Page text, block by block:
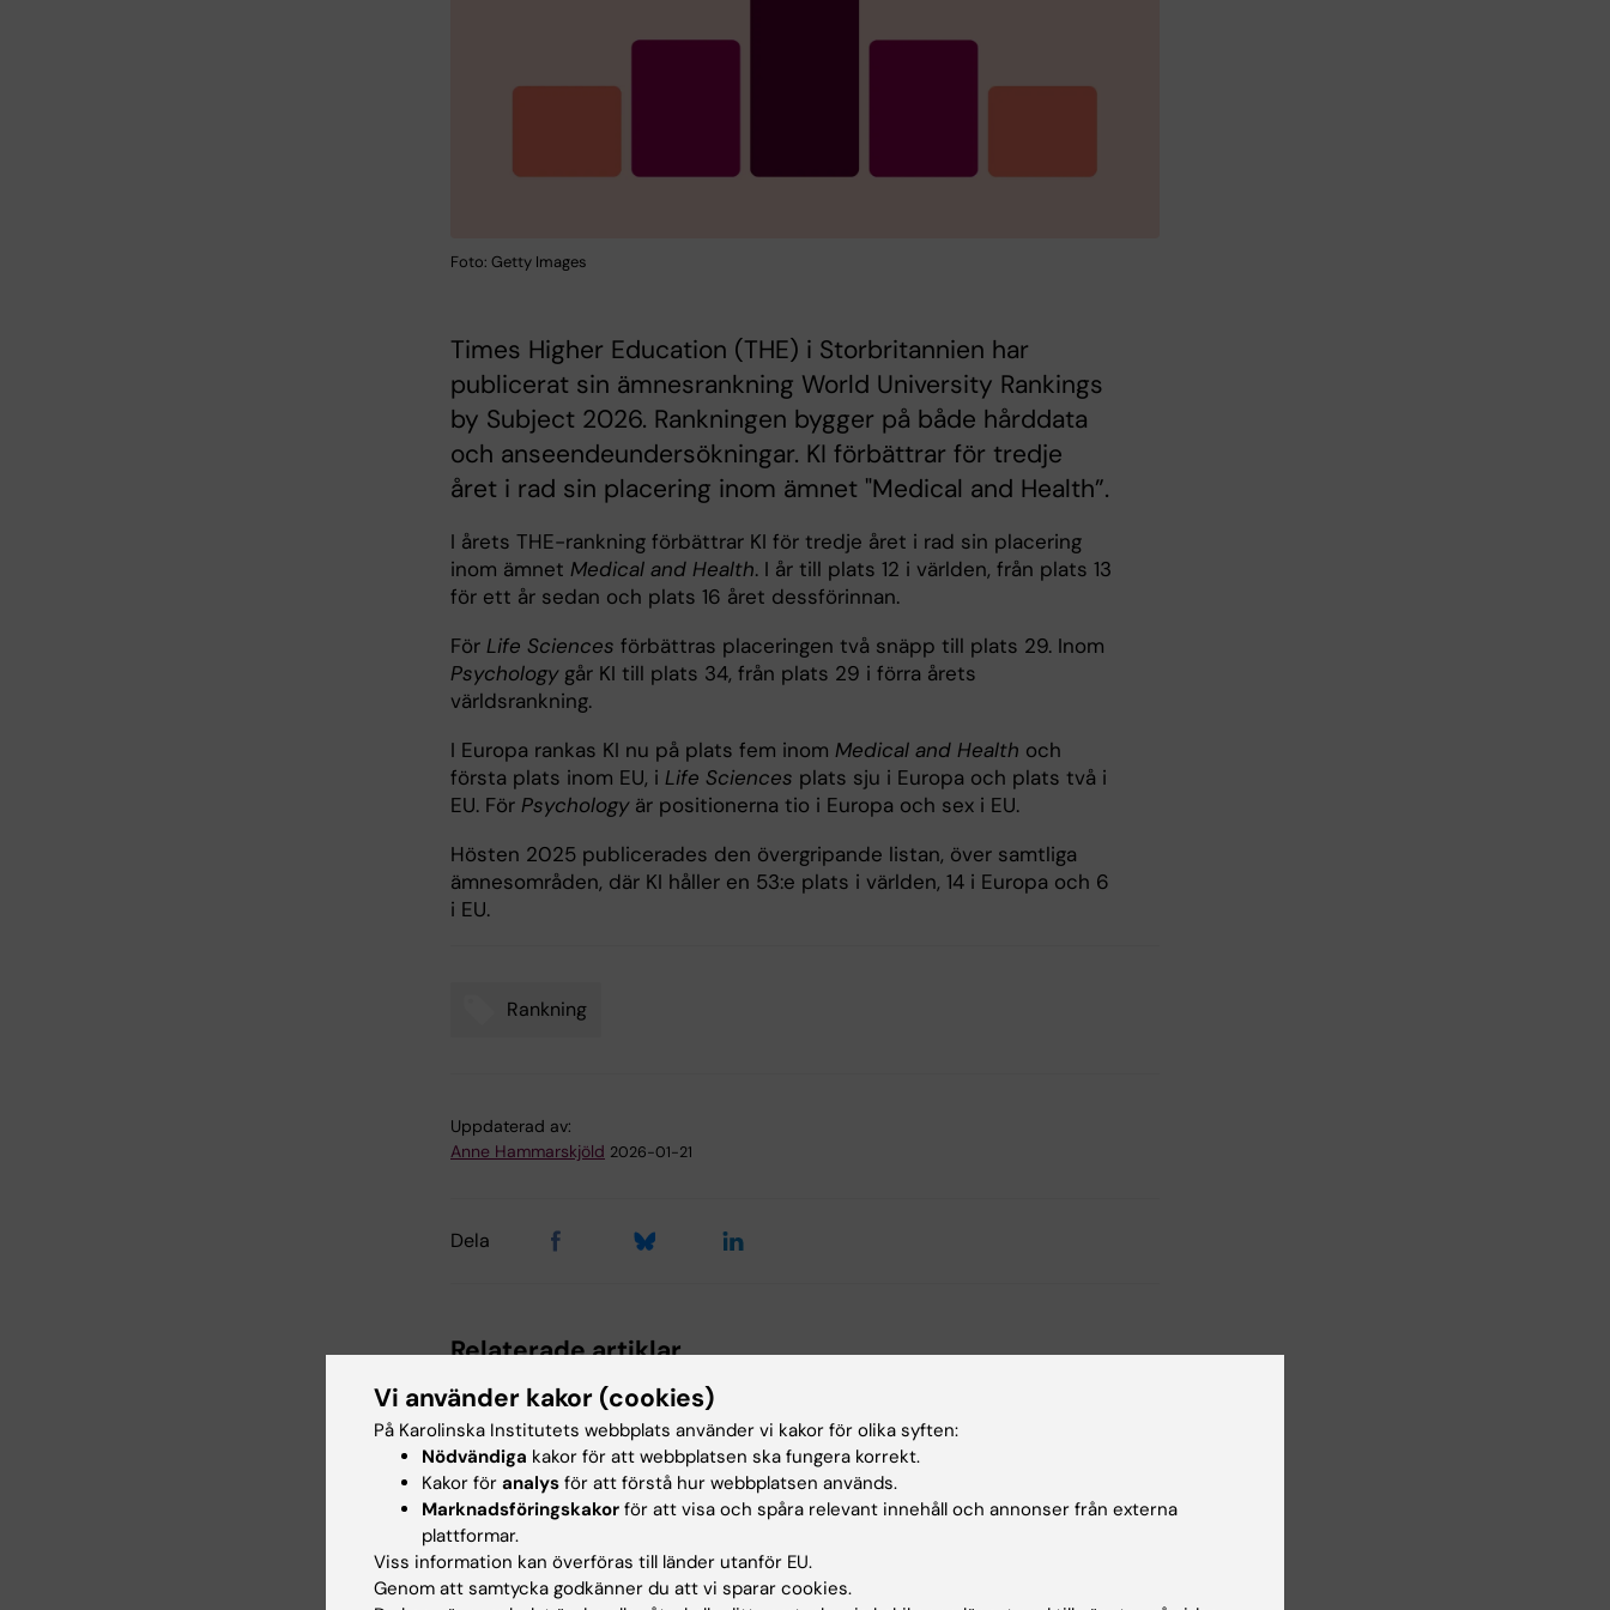
Foto: Getty Images
Times Higher Education (THE) i Storbritannien har
publicerat sin ämnesrankning World University Rankings
by Subject 2026. Rankningen bygger på både hårddata
och anseendeundersökningar. KI förbättrar för tredje
året i rad sin placering inom ämnet "Medical and Health”.
I årets THE-rankning förbättrar KI för tredje året i rad sin placering
inom ämnet Medical and Health. I år till plats 12 i världen, från plats 13
för ett år sedan och plats 16 året dessförinnan.
För Life Sciences förbättras placeringen två snäpp till plats 29. Inom
Psychologygår KI till plats 34, från plats 29 i förra årets
världsrankning.
I Europa rankas KI nu på plats fem inom Medical and Health och
första plats inom EU, i Life Sciences plats sju i Europa och plats två i
EU. För Psychologyär positionerna tio i Europa och sex i EU.
Hösten 2025 publicerades den övergripande listan, över samtliga
ämnesområden, där KI håller en 53:e plats i världen, 14 i Europa och 6
i EU.
Rankning
Uppdaterad av:
Anne Hammarskjöld 2026-01-21
Dela
Relaterade artiklar
25 mar 2026
Fortsatt starka
27 nov 2025
MBB-forskare på
Vi använder kakor (cookies)
På Karolinska Institutets webbplats använder vi kakor för olika syften:
Nödvändiga kakor för att webbplatsen ska fungera korrekt.
Kakor för analys för att förstå hur webbplatsen används.
Marknadsföringskakor för att visa och spåra relevant innehåll och annonser från externa
plattformar.
Viss information kan överföras till länder utanför EU.
Genom att samtycka godkänner du att vi sparar cookies.